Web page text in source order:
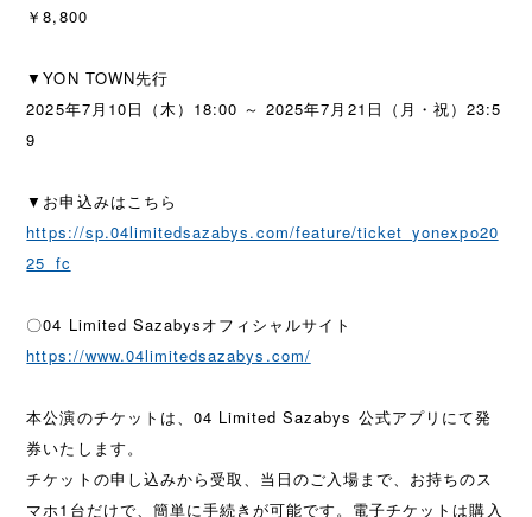
￥8,800
▼YON TOWN先行
2025年7月10日（木）18:00 ～ 2025年7月21日（月・祝）23:5
9
▼お申込みはこちら
https://sp.04limitedsazabys.com/feature/ticket_yonexpo20
25_fc
〇04 Limited Sazabysオフィシャルサイト
https://www.04limitedsazabys.com/
本公演のチケットは、04 Limited Sazabys 公式アプリにて発
券いたします。
チケットの申し込みから受取、当日のご入場まで、お持ちのス
マホ1台だけで、簡単に手続きが可能です。電子チケットは購入